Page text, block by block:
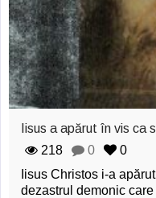
Iisus a apărut în vis ca
218
0
0
Iisus Christos i-a
dezastrul demonic